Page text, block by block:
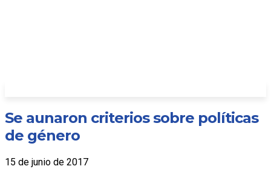
Se aunaron criterios sobre políticas
de género
15 de junio de 2017